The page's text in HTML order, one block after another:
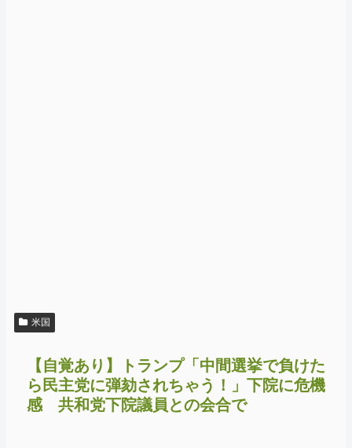
米国
【自覚あり】トランプ「中間選挙で負けた
ら民主党に弾劾されちゃう！」下院に危機
感 共和党下院議員との会合で